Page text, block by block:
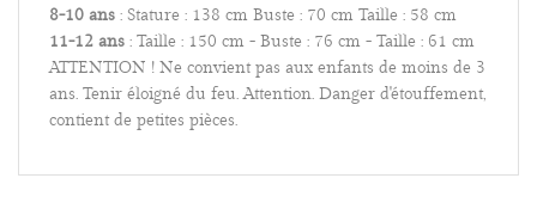
8-10 ans : Stature : 138 cm Buste : 70 cm Taille : 58 cm
11-12 ans : Taille : 150 cm - Buste : 76 cm - Taille : 61 cm
ATTENTION ! Ne convient pas aux enfants de moins de 3
ans. Tenir éloigné du feu. Attention. Danger d'étouffement,
contient de petites pièces.